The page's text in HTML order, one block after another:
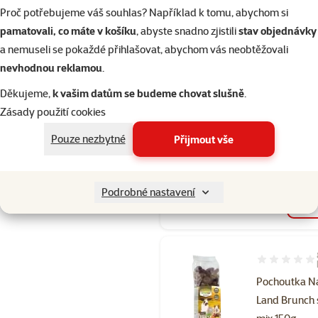
Proč potřebujeme váš souhlas? Například k tomu, abychom si
pamatovali, co máte v košíku, abyste snadno zjistilistav objednávky
a nemuseli se pokaždé přihlašovat, abychom vás neobtěžovali
nevhodnou reklamou.
Děkujeme,k vašim datům se budeme chovat slušně.
Zásady použití cookies
Pouze nezbytné
Přijmout vše
Podrobné nastavení
Pochoutka
Hodnocení
family
64 Kč
značka
Pochoutka
Land
Hodnocení